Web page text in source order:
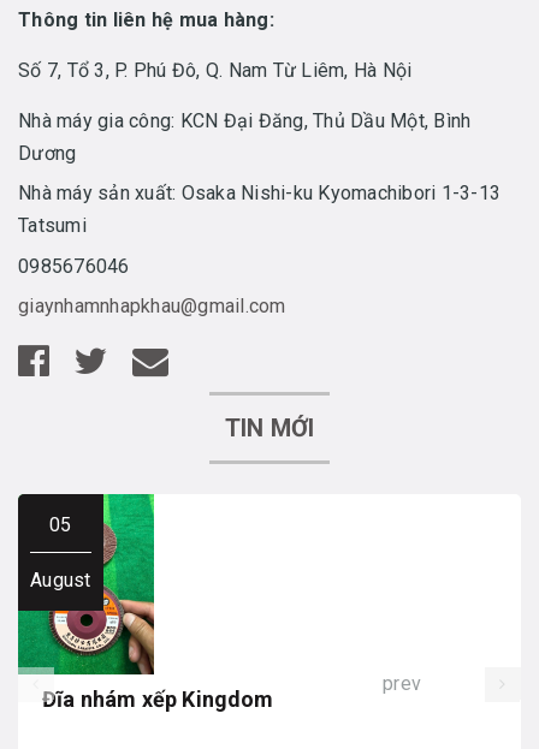
Thông tin liên hệ mua hàng:
Số 7, Tổ 3, P. Phú Đô, Q. Nam Từ Liêm, Hà Nội
Nhà máy gia công: KCN Đại Đăng, Thủ Dầu Một, Bình
Dương
Nhà máy sản xuất: Osaka Nishi-ku Kyomachibori 1-3-13
Tatsumi
0985676046
giaynhamnhapkhau@gmail.com
TIN MỚI
05
August
Đĩa nhám xếp Kingdom
prev